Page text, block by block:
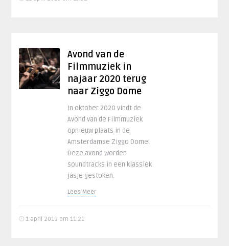
Avond van de
Filmmuziek in
najaar 2020 terug
naar Ziggo Dome
In oktober 2020 vindt de
Avond van de Filmmuziek
opnieuw plaats in de
Amsterdamse Ziggo Dome!
Deze avond worden
soundtracks in een klassiek
jasje gestoken.
Lees Meer
1 april 2019 om 11:21